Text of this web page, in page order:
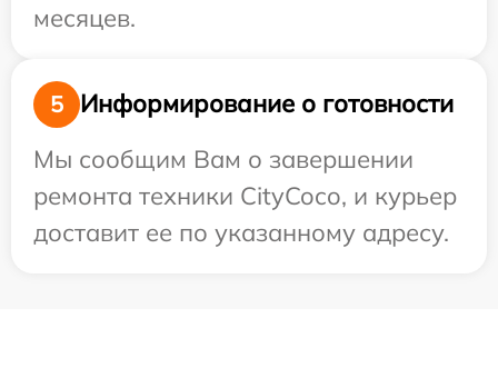
месяцев.
5
Информирование о готовности
Мы сообщим Вам о завершении
ремонта техники CityCoco, и курьер
доставит ее по указанному адресу.